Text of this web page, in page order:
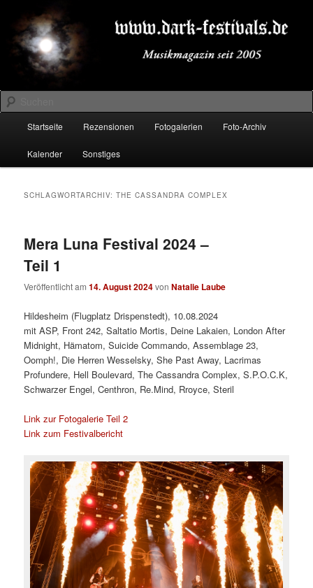
primären
Inhalt
springen
sekundären
Inhalt
springenDARK-FESTIVALS.DE
Suchen
Startseite Rezensionen Fotogalerien Foto-Archiv
Kalender Sonstiges
SCHLAGWORTARCHIV:THE CASSANDRA COMPLEX
Mera Luna Festival 2024 –
Teil 1
Veröffentlicht am14. August 2024vonNatalie Laube
Hildesheim (Flugplatz Drispenstedt), 10.08.2024
mit ASP, Front 242, Saltatio Mortis, Deine Lakaien, London After
Midnight, Hämatom, Suicide Commando, Assemblage 23,
Oomph!, Die Herren Wesselsky, She Past Away, Lacrimas
Profundere, Hell Boulevard, The Cassandra Complex, S.P.O.C.K,
Schwarzer Engel, Centhron, Re.Mind, Rroyce, Steril
Link zur Fotogalerie Teil 2
Link zum Festivalbericht